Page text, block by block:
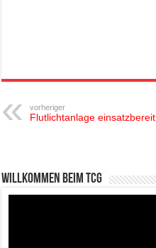
vorheriger
Flutlichtanlage einsatzbereit
Willkommen beim TCG